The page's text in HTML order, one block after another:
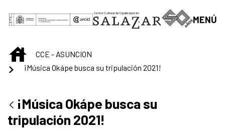
Saltar al contenido principal
MENÚ
INICIOCCE - ASUNCION
¡Música Okápe busca su tripulación 2021!
¡Música Okápe busca su
tripulación 2021!